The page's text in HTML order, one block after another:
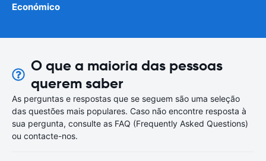
Económico
O que a maioria das pessoas
querem saber
As perguntas e respostas que se seguem são uma seleção
das questões mais populares. Caso não encontre resposta à
sua pergunta, consulte as FAQ (Frequently Asked Questions)
ou contacte-nos.